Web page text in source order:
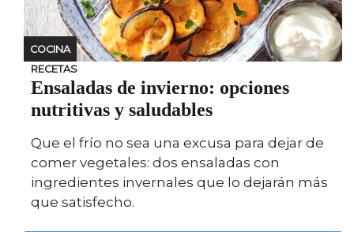
COCINA
RECETAS
Ensaladas de invierno: opciones
nutritivas y saludables
Que el frío no sea una excusa para dejar de
comer vegetales: dos ensaladas con
ingredientes invernales que lo dejarán más
que satisfecho.